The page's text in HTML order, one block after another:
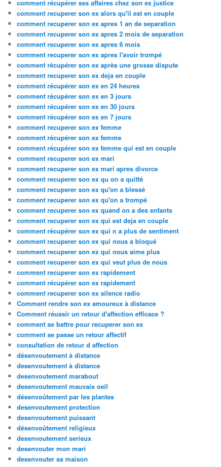
comment récupérer ses affaires chez son ex justice
comment recuperer son ex alors qu'il est en couple
comment recuperer son ex apres 1 an de separation
comment recuperer son ex apres 2 mois de separation
comment recuperer son ex apres 6 mois
comment recuperer son ex apres l'avoir trompé
comment récupérer son ex après une grosse dispute
comment recuperer son ex deja en couple
comment récupérer son ex en 24 heures
comment récupérer son ex en 3 jours
comment récupérer son ex en 30 jours
comment récupérer son ex en 7 jours
comment recuperer son ex femme
comment récupérer son ex femme
comment récupérer son ex femme qui est en couple
comment recuperer son ex mari
comment recuperer son ex mari apres divorce
comment recuperer son ex qu on a quitté
comment recuperer son ex qu'on a blessé
comment recuperer son ex qu'on a trompé
comment recuperer son ex quand on a des enfants
comment recuperer son ex qui est deja en couple
comment récupérer son ex qui n a plus de sentiment
comment recuperer son ex qui nous a bloqué
comment recuperer son ex qui nous aime plus
comment recuperer son ex qui veut plus de nous
comment recuperer son ex rapidement
comment récupérer son ex rapidement
comment recuperer son ex silence radio
Comment rendre son ex amoureux à distance
Comment réussir un retour d'affection efficace ?
comment se battre pour recuperer son ex
comment se passe un retour affectif
consultation de retour d affection
désenvoutement à distance
desenvoutement à distance
desenvoutement marabout
desenvoutement mauvais oeil
désenvoûtement par les plantes
desenvoutement protection
desenvoutement puissant
désenvoûtement religieux
desenvoutement serieux
desenvouter mon mari
desenvouter sa maison